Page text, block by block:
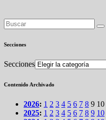
Secciones
Secciones
Contenido Archivado
2026: 1 2 3 4 5 6 7 8 9 10
2025: 1 2 3 4 5 6 7 8 9 10